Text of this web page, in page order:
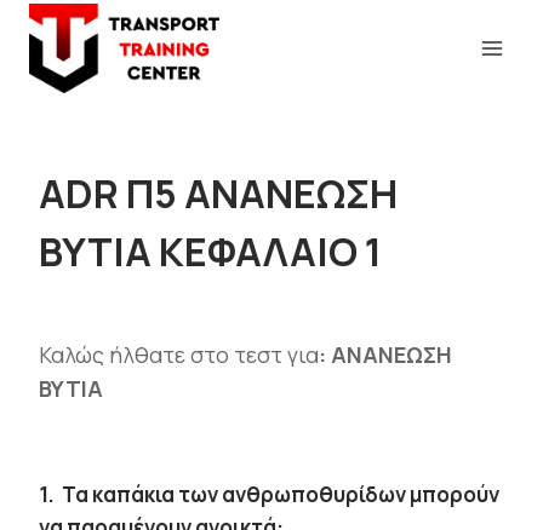
Skip
content
ADR Π5 ΑΝΑΝΕΩΣΗ
ΒΥΤΙΑ ΚΕΦΑΛΑΙΟ 1
Καλώς ήλθατε στο τεστ για: ΑΝΑΝΕΩΣΗ
BYTIA
1. Τα καπάκια των ανθρωποθυρίδων μπορούν